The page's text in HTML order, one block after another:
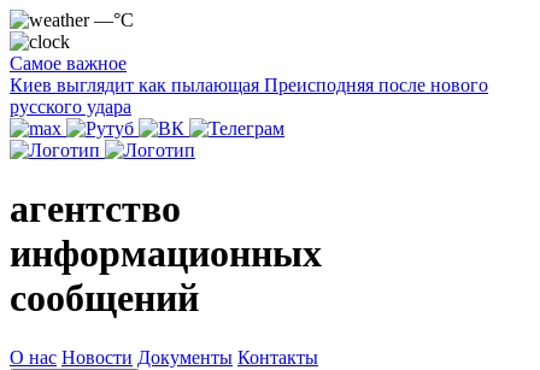
—°C
Самое важное
Киев выглядит как пылающая Преисподняя после нового
русского удара
агентство
информационных
сообщений
О нас Новости Документы Контакты